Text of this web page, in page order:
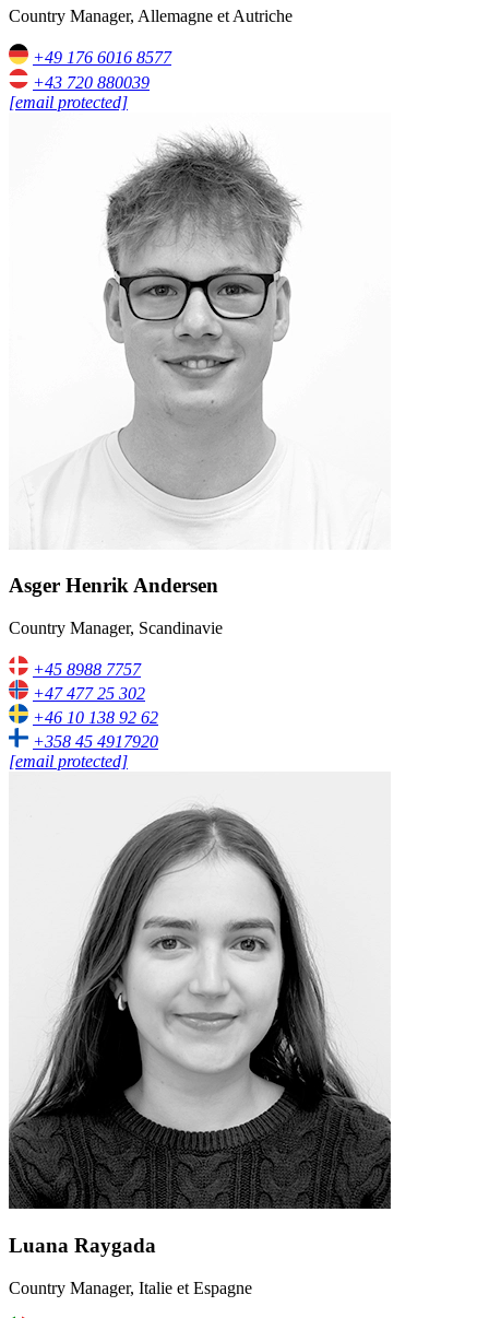
Country Manager, Allemagne et Autriche
+49 176 6016 8577
+43 720 880039
[email protected]
Asger Henrik Andersen
Country Manager, Scandinavie
+45 8988 7757
+47 477 25 302
+46 10 138 92 62
+358 45 4917920
[email protected]
Luana Raygada
Country Manager, Italie et Espagne